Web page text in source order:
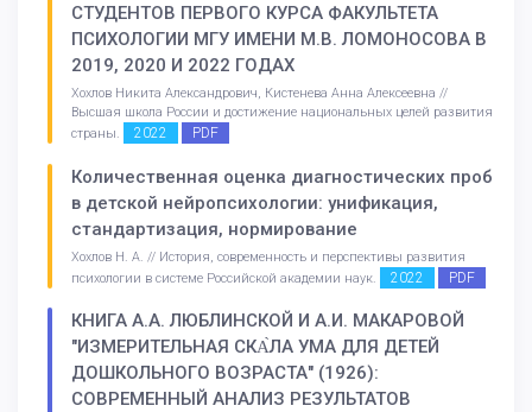
СТУДЕНТОВ ПЕРВОГО КУРСА ФАКУЛЬТЕТА
ПСИХОЛОГИИ МГУ ИМЕНИ М.В. ЛОМОНОСОВА В
2019, 2020 И 2022 ГОДАХ
Хохлов Никита Александрович, Кистенева Анна Алексеевна //
Высшая школа России и достижение национальных целей развития
страны.
2022 PDF
Количественная оценка диагностических проб
в детской нейропсихологии: унификация,
стандартизация, нормирование
Хохлов Н. А. // История, современность и перспективы развития
психологии в системе Российской академии наук.
2022 PDF
КНИГА А.А. ЛЮБЛИНСКОЙ И А.И. МАКАРОВОЙ
"ИЗМЕРИТЕЛЬНАЯ СКА̀ЛА УМА ДЛЯ ДЕТЕЙ
ДОШКОЛЬНОГО ВОЗРАСТА" (1926):
СОВРЕМЕННЫЙ АНАЛИЗ РЕЗУЛЬТАТОВ